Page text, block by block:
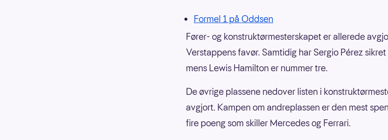
Formel 1 på Oddsen
Fører- og konstruktørmesterskapet er allerede
Verstappens favør. Samtidig har Sergio Pérez
mens Lewis Hamilton er nummer tre.
De øvrige plassene nedover listen i
avgjort. Kampen om andreplassen er den mest
fire poeng som skiller Mercedes og Ferrari.